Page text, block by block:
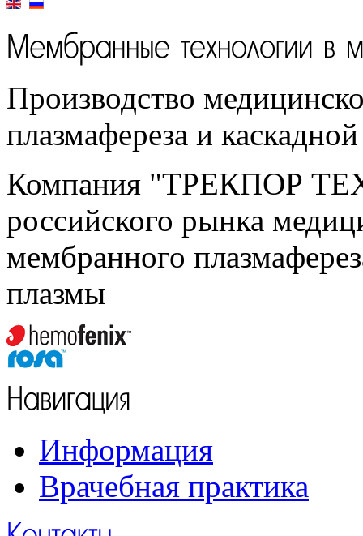
Производство
плазмафереза и
Компания "ТРЕКПОР
российского рынка
мембранного
плазмы
Информация
Врачебная практика